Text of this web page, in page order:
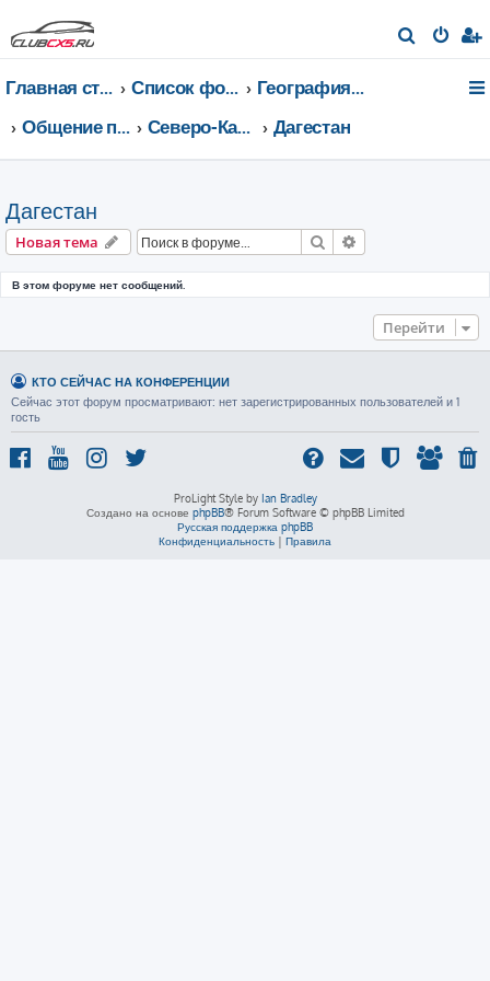
о
Главная страница Список форумов
География Клуба CX-5 CLUB
Общение по регионам
Северо-Кавказский федеральный округ Дагестан
Дагестан
Новая тема Поиск
В этом форуме нет сообщений.
Перейти
КТО СЕЙЧАС НА КОНФЕРЕНЦИИ
Сейчас этот форум просматривают: нет зарегистрированных пользователей и 1
гость
ProLight Style by Ian Bradley
Создано на основе phpBB® Forum Software © phpBB Limited
Русская поддержка phpBB
Конфиденциальность | Правила